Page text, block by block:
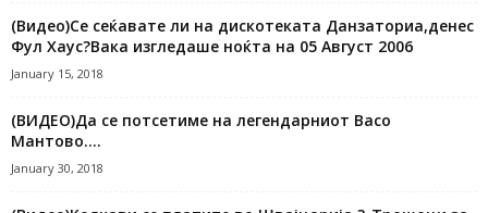
(Видео)Се сеќавате ли на дискотеката Данзаториа,денес
Фул Хаус?Вака изгледаше ноќта на 05 Август 2006
January 15, 2018
(ВИДЕО)Да се потсетиме на легендарниот Васо
Мантово….
January 30, 2018